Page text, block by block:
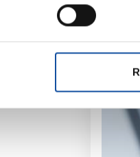
ou retirer votre
de publicité et
ont collectées lors de